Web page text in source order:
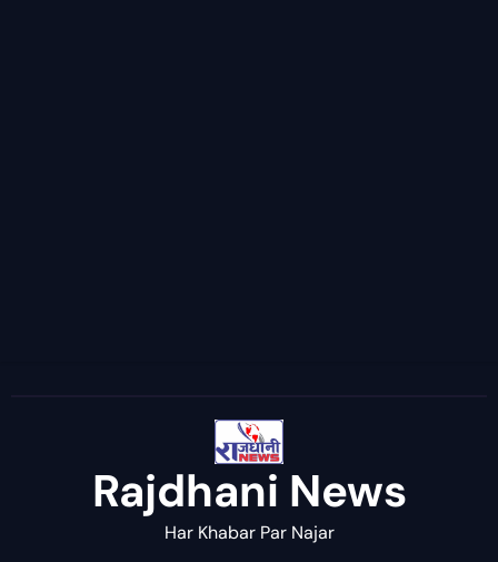
Rajdhani News
Har Khabar Par Najar